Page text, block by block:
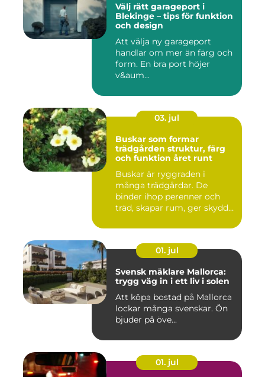
Välj rätt garageport i
Blekinge – tips för funktion
och design
Att välja ny garageport
handlar om mer än färg och
form. En bra port höjer
v&aum...
03. jul
Buskar som formar
trädgården struktur, färg
och funktion året runt
Buskar är ryggraden i
många trädgårdar. De
binder ihop perenner och
träd, skapar rum, ger skydd
01. jul
Svensk mäklare Mallorca:
trygg väg in i ett liv i solen
Att köpa bostad på Mallorca
lockar många svenskar. Ön
bjuder på öve...
01. jul